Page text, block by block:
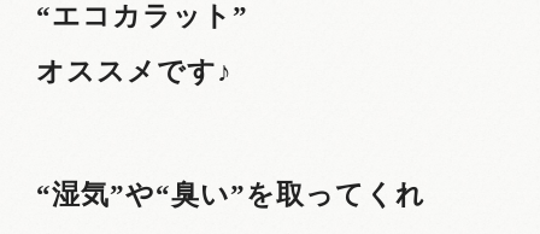
“エコカラット”
オススメです♪
“湿気”や“臭い”を取ってくれ